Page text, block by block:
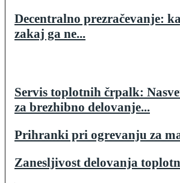
Decentralno prezračevanje:
zakaj ga ne...
Servis toplotnih črpalk:
za brezhibno delovanje...
Prihranki pri ogrevanju za
Zanesljivost delovanja